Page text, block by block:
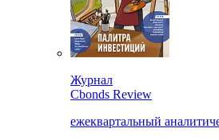
Журнал
Cbonds Review
ежеквартальный